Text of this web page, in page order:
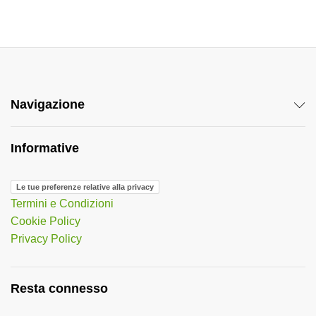
i
Navigazione
Informative
Le tue preferenze relative alla privacy
Termini e Condizioni
Cookie Policy
Privacy Policy
Resta connesso